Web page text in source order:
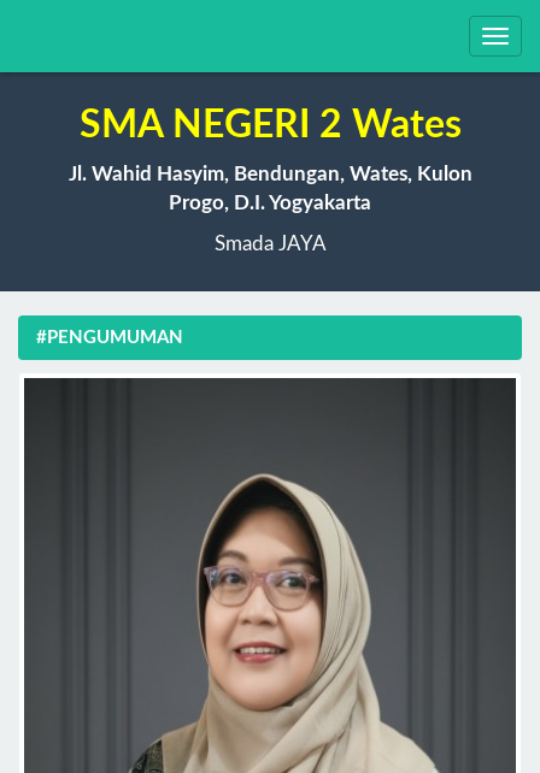
SMA NEGERI 2 Wates
Jl. Wahid Hasyim, Bendungan, Wates, Kulon
Progo, D.I. Yogyakarta
Smada JAYA
#PENGUMUMAN